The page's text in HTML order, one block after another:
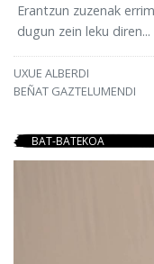
Erantzun zuzenak
dugun zein leku diren...
UXUE ALBERDI
BEÑAT GAZTELUMENDI
BAT-BATEKOA